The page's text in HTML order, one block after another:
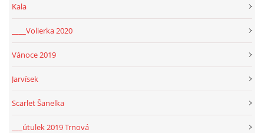
Kala
____Volierka 2020
Vánoce 2019
Jarvísek
Scarlet Šanelka
___útulek 2019 Trnová